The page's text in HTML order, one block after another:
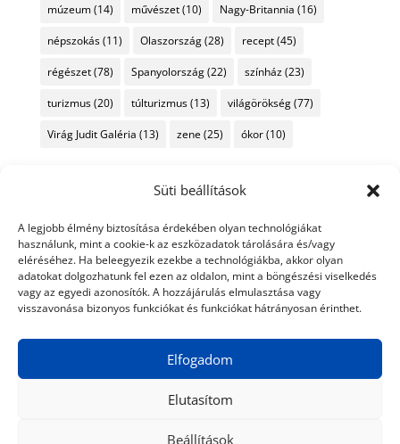
Süti beállítások
A legjobb élmény biztosítása érdekében olyan technológiákat
használunk, mint a cookie-k az eszközadatok tárolására és/vagy
eléréséhez. Ha beleegyezik ezekbe a technológiákba, akkor olyan
adatokat dolgozhatunk fel ezen az oldalon, mint a böngészési viselkedés
vagy az egyedi azonosítók. A hozzájárulás elmulasztása vagy
visszavonása bizonyos funkciókat és funkciókat hátrányosan érinthet.
Elfogadom
Elutasítom
Beállítások
múzeum(14) művészet(10) Nagy-Britannia (16)
népszokás(11) Olaszország(28) recept(45)
régészet(78) Spanyolország(22) színház(23)
turizmus(20) túlturizmus(13) világörökség(77)
Virág Judit Galéria (13) zene (25) ókor(10)
© 2024 Tiéd a Világ Médiaajánlat